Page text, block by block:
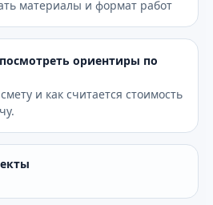
материалы и формат работ
ориентиры по
и как считается стоимость